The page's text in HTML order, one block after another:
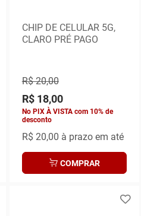
CHIP DE CELULAR 5G,
CLARO PRÉ PAGO
R$ 20,00
R$ 18,00
No PIX À VISTA com 10% de
desconto
R$ 20,00 à prazo em até
COMPRAR